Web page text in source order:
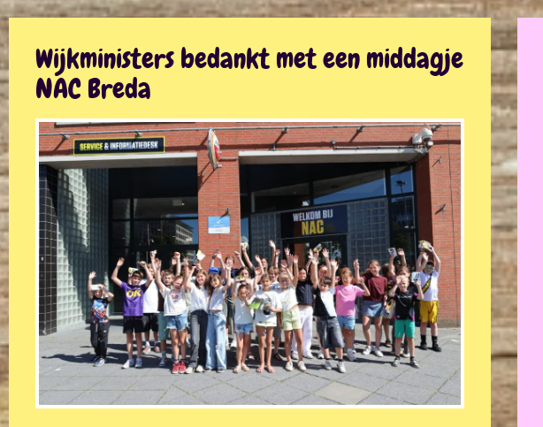
Wijkministers bedankt met een middagje
NAC Breda